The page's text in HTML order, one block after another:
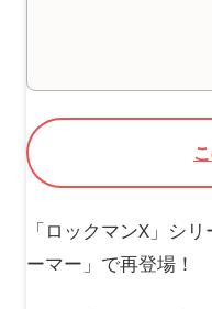
「ロックマンX」シ
ーマー」で再登場！